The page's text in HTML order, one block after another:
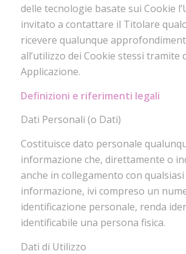
delle tecnologie basate sui Cookie
invitato a contattare il Titolare
ricevere qualunque
all’utilizzo dei Cookie stessi tramite
Applicazione.
Definizioni e riferimenti legali
Dati Personali (o Dati)
Costituisce dato personale
informazione che, direttamente o
anche in collegamento con
informazione, ivi compreso un
identificazione personale, renda
identificabile una persona fisica.
Dati di Utilizzo